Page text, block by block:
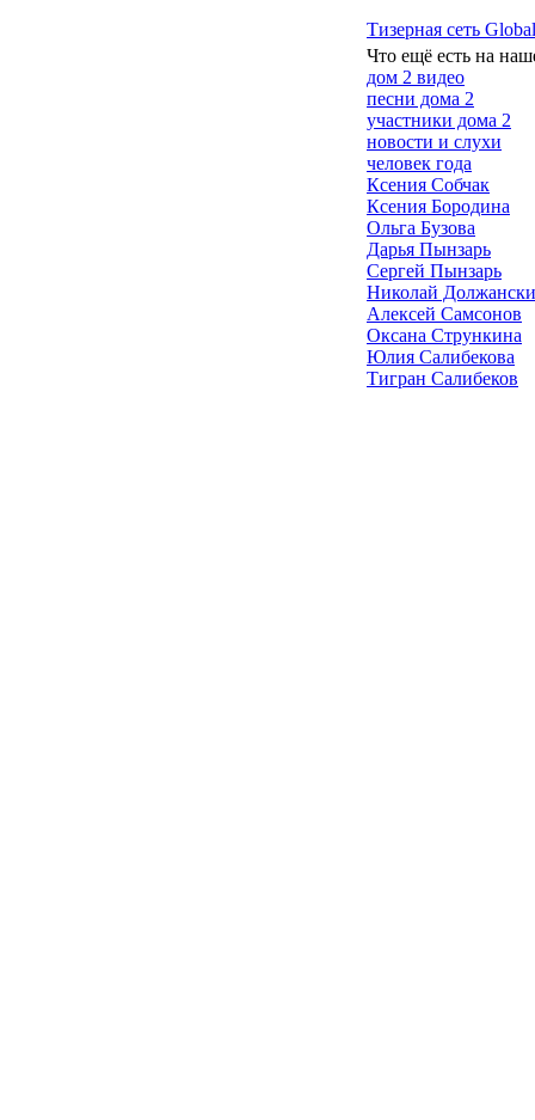
Тизерная сеть
Что ещё есть на
дом 2 видео
песни дома 2
участники дома 2
новости и слухи
человек года
Ксения Собчак
Ксения Бородина
Ольга Бузова
Дарья Пынзарь
Сергей Пынзарь
Николай
Алексей Самсонов
Оксана Стрункина
Юлия Салибекова
Тигран Салибеков